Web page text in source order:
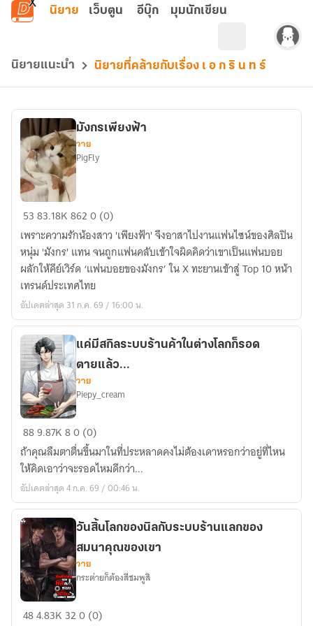
ข้ามไปยังเนื้อหาหลัก
นิยาย เว็บตูน อีบุ๊ก มุมนักเขียน
นิยายแนะนำ นิยายที่คล้ายกับเรื่อง เ อ ก ริ น ท ร์
มังกร
ฟ้า
มังกรเพียงฟ้า
วาย
PigFly
5383.18K8620 (0)
เพราะความรักน้องสาว 'เพียงฟ้า' จึงอาสาไปงานแฟนไซน์ของศิลปิน
หนุ่ม 'มังกร' แทน จนถูกแฟนคลับเข้าใจผิดคิดว่าเขาเป็นแฟนบอย
ผลักให้คีย์เวิร์ด ‘แฟนบอยของมังกร’ ใน X ทะยานเข้าสู่ Top 10 หน้า
เทรนด์ประเทศไทย
อัปเดตล่าสุด 31 ก.ค. 69 / 16:00 น.
แค่
มี
สกิล
ระบบ
ร้าน
ค้า
ใน
ต่าง
โลก
ก็
รอด
ตาย
แค่มีสกิลระบบร้านค้าในต่างโลกก็รอด
ตายแล้ว...
วาย
Piepy_cream
889.87K80 (0)
ถ้าคุณลืมตาตื่นขึ้นมาในที่ประหลาดคงไม่ต้องเดาหรอกว่าอยู่ที่ไหน
ให้คิดเอาว่าจะรอดไหมดีกว่า...
อัปเดตล่าสุด 4 ก.ค. 69 / 00:46 น.
วัน
วันสิ้นโลกของนิลกับระบบร้านแลกของ
สมนาคุณของเขา
วาย
กระต่ายก็ต้องสีชมพูสิ
484.83K 320 (0)